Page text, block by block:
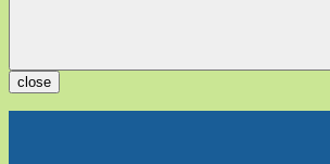
close